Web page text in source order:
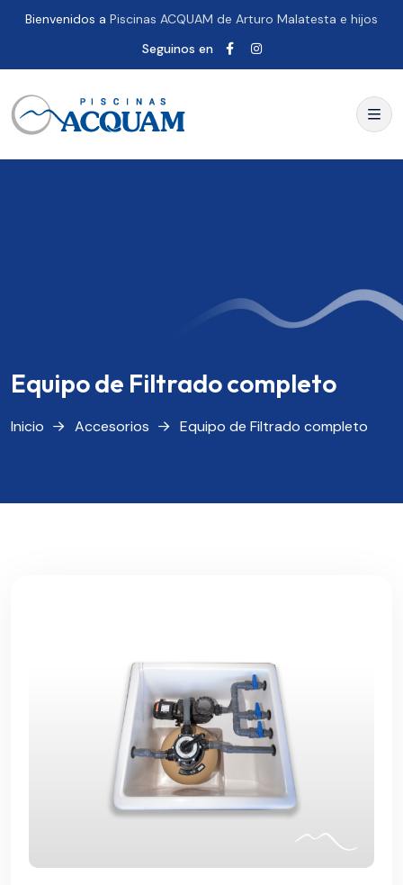
Bienvenidos a Piscinas ACQUAM de Arturo Malatesta e hijos
Seguinos en
Equipo de Filtrado completo
Inicio Accesorios Equipo de Filtrado completo